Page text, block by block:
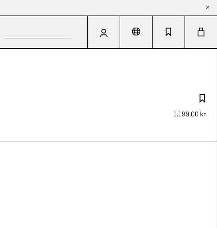
1.199,00 kr.